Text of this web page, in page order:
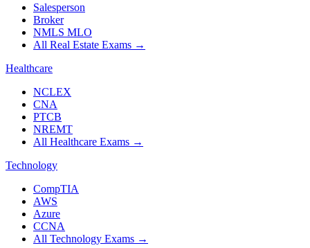
Salesperson
Broker
NMLS MLO
All Real Estate Exams →
Healthcare
NCLEX
CNA
PTCB
NREMT
All Healthcare Exams →
Technology
CompTIA
AWS
Azure
CCNA
All Technology Exams →